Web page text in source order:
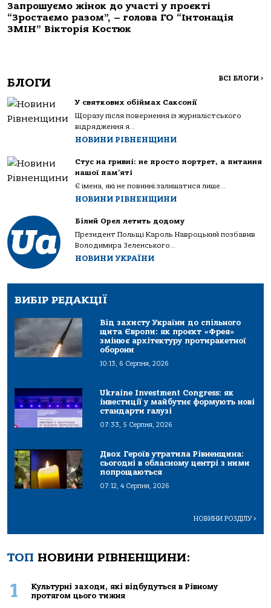
Запрошуємо жінок до участі у проєкті
“Зростаємо разом”, – голова ГО “Інтонація
ЗМІН” Вікторія Костюк
БЛОГИ ВСІ БЛОГИ >
У святкових обіймах Саксонії
Щоразу після повернення із журналістського
відрядження я...
НОВИНИ РІВНЕНЩИНИ
Стус на гривні: не просто портрет, а питання
нашої пам’яті
Є імена, які не повинні залишатися лише...
НОВИНИ РІВНЕНЩИНИ
Білий Орел летить додому
Президент Польщі Кароль Навроцький позбавив
Володимира Зеленського...
НОВИНИ УКРАЇНИ
ВИБІР РЕДАКЦІЇ
Від захисту України до спільного
щита Європи: як проєкт «Фрея»
змінює архітектуру протиракетної
оборони
10:13, 6 Серпня, 2026
Ukraine Investment Congress: як
інвестиції у майбутнє формують нові
стандарти галузі
07:33, 5 Серпня, 2026
Двох Героїв утратила Рівненщина:
сьогодні в обласному центрі з ними
попрощаються
07:12, 4 Серпня, 2026
НОВИНИ РОЗДІЛУ>
ТОП НОВИНИ РІВНЕНЩИНИ:
1
Культурні заходи, які відбудуться в Рівному
протягом цього тижня